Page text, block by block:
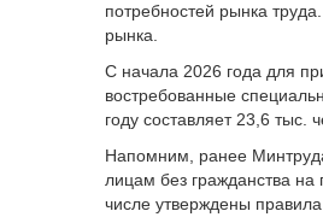
потребностей рынка
рынка.
С начала 2026 года для
востребованные
году составляет 23,6 тыс.
Напомним, ранее
лицам без гражданства
числе утверждены